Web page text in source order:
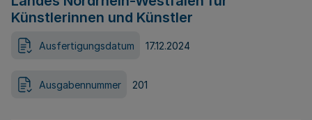
Künstlerinnen und Künstler
Ausfertigungsdatum 17.12.2024
Ausgabennummer 201